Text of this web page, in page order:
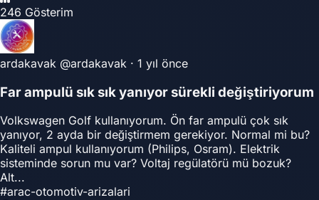
246 Gösterim
ardakavak @ardakavak · 1 yıl önce
Far ampulü sık sık yanıyor sürekli değiştiriyorum
Volkswagen Golf kullanıyorum. Ön far ampulü çok sık
yanıyor, 2 ayda bir değiştirmem gerekiyor. Normal mi bu?
Kaliteli ampul kullanıyorum (Philips, Osram). Elektrik
sisteminde sorun mu var? Voltaj regülatörü mü bozuk?
Alt...
#arac-otomotiv-arizalari